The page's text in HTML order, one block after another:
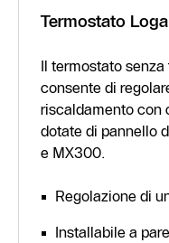
Termostato
Il termostato
consente di
riscaldamento con
dotate di pannello
e MX300.
Regolazione di
Installabile a